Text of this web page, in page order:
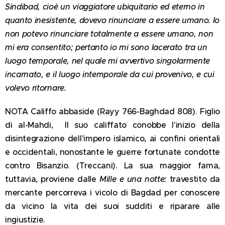
Sindibad, cioè un viaggiatore ubiquitario ed eterno in
quanto inesistente, dovevo rinunciare a essere umano. Io
non potevo rinunciare totalmente a essere umano, non
mi era consentito; pertanto io mi sono lacerato tra un
luogo temporale, nel quale mi avvertivo singolarmente
incarnato, e il luogo intemporale da cui provenivo, e cui
volevo ritornare.
NOTA Califfo abbaside (Rayy 766-Baghdad 808). Figlio
di al-Mahdi, Il suo califfato conobbe l'inizio della
disintegrazione dell'impero islamico, ai confini orientali
e occidentali, nonostante le guerre fortunate condotte
contro Bisanzio. (Treccani). La sua maggior fama,
tuttavia, proviene dalle Mille e una notte: travestito da
mercante percorreva i vicolo di Bagdad per conoscere
da vicino la vita dei suoi sudditi e riparare alle
ingiustizie.